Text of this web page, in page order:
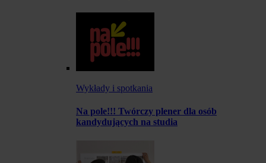
Wykłady i spotkania
Na pole!!! Twórczy plener dla osób
kandydujących na studia